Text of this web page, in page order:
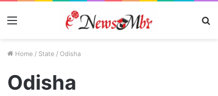
Menu
Home / State / Odisha
Odisha